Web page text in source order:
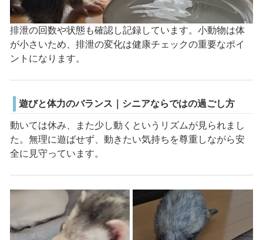
排泄の回数や状態も確認し記録しています。小動物は体
が小さいため、排泄の変化は健康チェックの重要なポイ
ントになります。
遊びと体力のバランス｜シニアならではの過ごし方
動いては休み、また少し動くというリズムが見られまし
た。無理に遊ばせず、動きたい気持ちを尊重しながら安
全に見守っています。